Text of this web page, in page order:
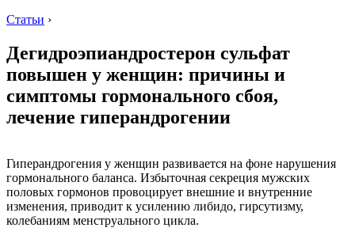
Статьи ›
Дегидроэпиандростерон сульфат
повышен у женщин: причины и
симптомы гормонального сбоя,
лечение гиперандрогении
Гиперандрогения у женщин развивается на фоне нарушения
гормонального баланса. Избыточная секреция мужских
половых гормонов провоцирует внешние и внутренние
изменения, приводит к усилению либидо, гирсутизму,
колебаниям менструального цикла.